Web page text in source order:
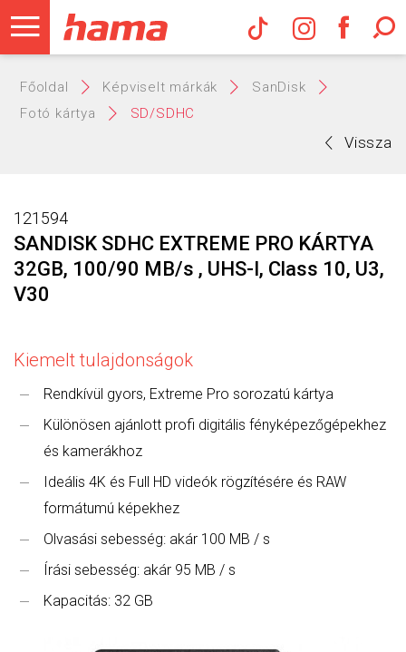
Hama
Főoldal Képviselt márkák
SanDisk
Fotó kártya
SD/SDHC
Vissza
121594
SANDISK SDHC EXTREME PRO KÁRTYA
32GB, 100/90 MB/s , UHS-I, Class 10, U3,
V30
Kiemelt tulajdonságok
Rendkívül gyors, Extreme Pro sorozatú kártya
Különösen ajánlott profi digitális fényképezőgépekhez
és kamerákhoz
Ideális 4K és Full HD videók rögzítésére és RAW
formátumú képekhez
Olvasási sebesség: akár 100 MB / s
Írási sebesség: akár 95 MB / s
Kapacitás: 32 GB